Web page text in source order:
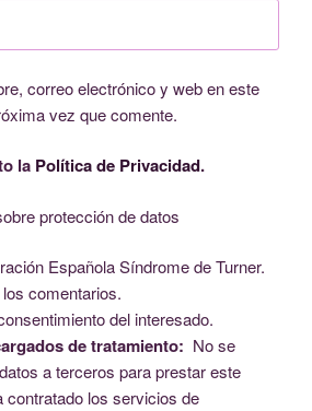
correo electrónico y web en este
vez que comente.
la Política de Privacidad.
protección de datos
Española Síndrome de Turner.
comentarios.
del interesado.
de tratamiento: No se
a terceros para prestar este
contratado los servicios de